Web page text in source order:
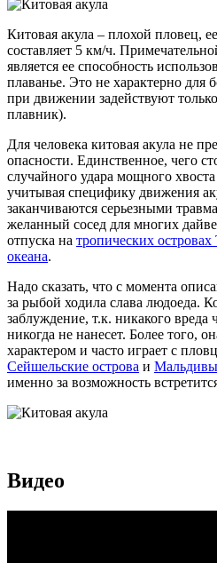
Китовая акула – плохой пловец,
составляет 5 км/ч.
является ее способность
плаванье. Это не характерно для
при движении задействуют
плавник).
Для человека китовая акула не
опасности. Единственное, чего
случайного удара мощного
учитывая специфику движения
заканчиваются серьезными
желанный сосед для многих
отпуска на тропических островах
океана.
Надо сказать, что с момента
за рыбой ходила слава людоеда.
заблуждение, т.к. никакого вреда
никогда не нанесет. Более того,
характером и часто играет с
Сейшельские острова и Мальдивы
именно за возможность
Видео